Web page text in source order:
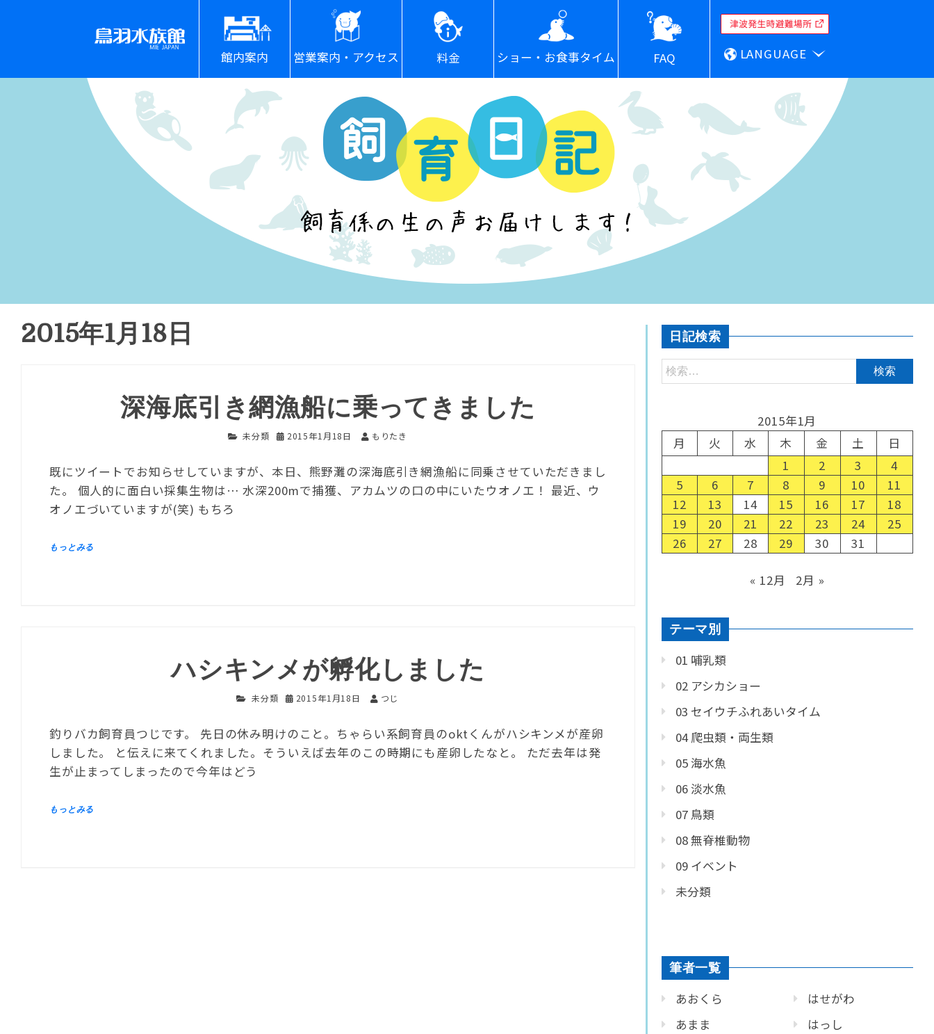
館内案内 営業案内・アクセス 料金 ショー・お食事タイム FAQ LANGUAGE
2015年1月18日
深海底引き網漁船に乗ってきました
未分類 2015年1月18日 もりたき
既にツイートでお知らせしていますが、本日、熊野灘の深海底引き網漁船に同乗させていただきまし
た。 個人的に面白い採集生物は… 水深200mで捕獲、アカムツの口の中にいたウオノエ！ 最近、ウ
オノエづいていますが(笑) もちろ
ハシキンメが孵化しました
未分類 2015年1月18日 つじ
釣りバカ飼育員つじです。 先日の休み明けのこと。ちゃらい系飼育員のoktくんがハシキンメが産卵
しました。 と伝えに来てくれました。そういえば去年のこの時期にも産卵したなと。 ただ去年は発
生が止まってしまったので今年はどう
日記検索
2015年1月
月
火 水 木 金 土
日
1
2 3
4
5
6 7 8 9 10
11
12
13 14 15 16 17
18
19
20 21 22 23 24
25
26
27 28 29 30 31
« 12月 2月 »
テーマ別
01 哺乳類
02 アシカショー
03 セイウチふれあいタイム
04 爬虫類・両生類
05 海水魚
06 淡水魚
07 鳥類
08 無脊椎動物
09 イベント
未分類
筆者一覧
あおくら
あまま
はせがわ
はっし